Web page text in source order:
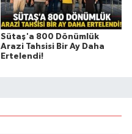
Sütaş'a 800 Dönümlük
Arazi Tahsisi Bir Ay Daha
Ertelendi!